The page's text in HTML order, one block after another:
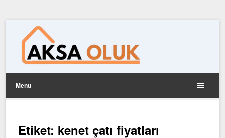
Menu
Etiket: kenet çatı fiyatları